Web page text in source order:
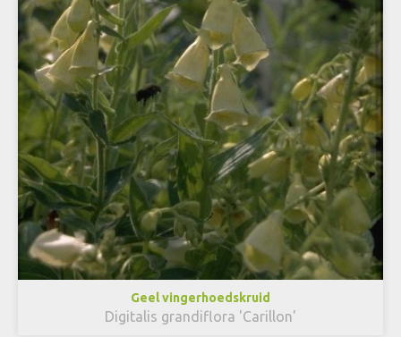
Geel vingerhoedskruid
Digitalis grandiflora 'Carillon'